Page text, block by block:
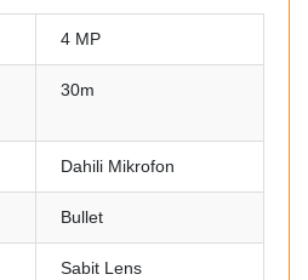
4 MP
30m
Dahili Mikrofon
Bullet
Sabit Lens